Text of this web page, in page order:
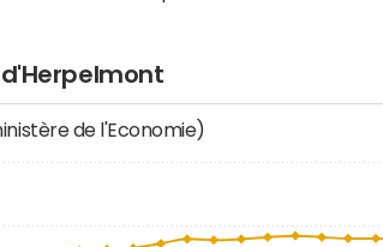
de l'Economie)